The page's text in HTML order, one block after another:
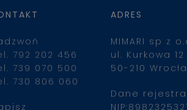
792 202 456
739 070 500
730 806 060
ADRES
MIMARI sp z
ul. Kurkowa 12
50-210
Dane